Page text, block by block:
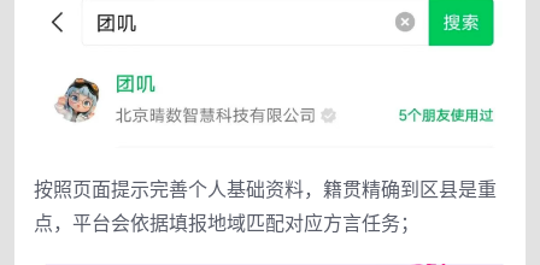
按照页面提示完善个人基础资料，籍贯精确到区县是重
点，平台会依据填报地域匹配对应方言任务；